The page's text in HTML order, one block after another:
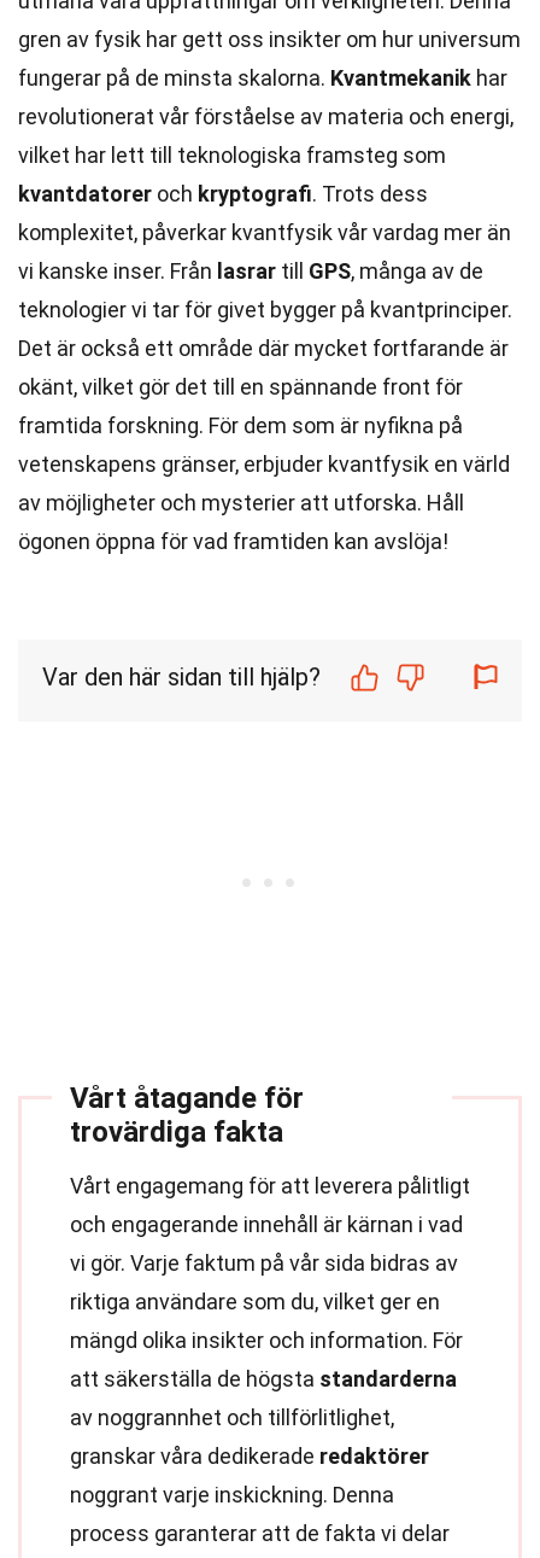
gren av fysik har gett oss insikter om hur universum
fungerar på de minsta skalorna. Kvantmekanik har
revolutionerat vår förståelse av materia och energi,
vilket har lett till teknologiska framsteg som
kvantdatorer och kryptografi. Trots dess
komplexitet, påverkar kvantfysik vår vardag mer än
vi kanske inser. Från lasrar till GPS, många av de
teknologier vi tar för givet bygger på kvantprinciper.
Det är också ett område där mycket fortfarande är
okänt, vilket gör det till en spännande front för
framtida forskning. För dem som är nyfikna på
vetenskapens gränser, erbjuder kvantfysik en värld
av möjligheter och mysterier att utforska. Håll
ögonen öppna för vad framtiden kan avslöja!
Var den här sidan till hjälp?
Vårt åtagande för
trovärdiga fakta
Vårt engagemang för att leverera pålitligt
och engagerande innehåll är kärnan i vad
vi gör. Varje faktum på vår sida bidras av
riktiga användare som du, vilket ger en
mängd olika insikter och information. För
att säkerställa de högsta standarderna
av noggrannhet och tillförlitlighet,
granskar våra dedikerade redaktörer
noggrant varje inskickning. Denna
process garanterar att de fakta vi delar